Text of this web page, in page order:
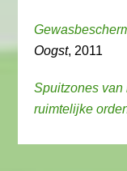
Oogst, 2011
Spuitzones van
ruimtelijke